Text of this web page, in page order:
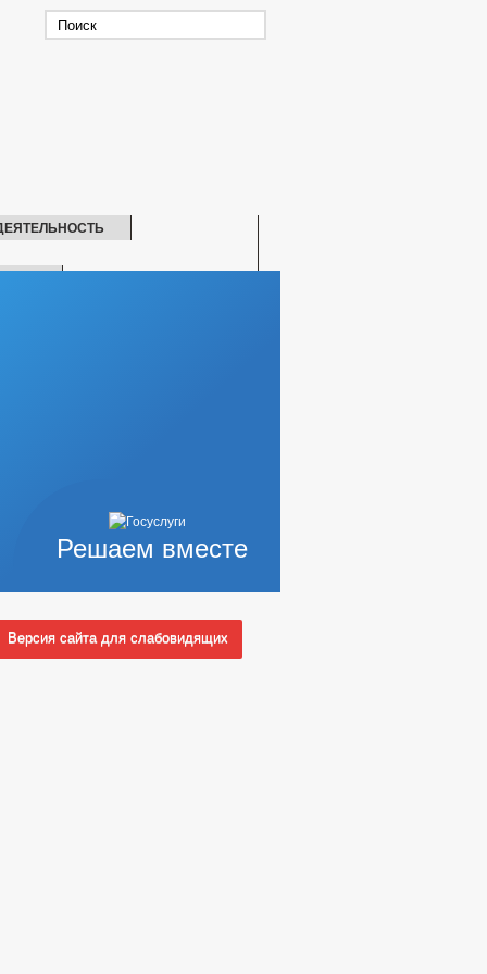
ТЕПЛОСНАБЖЕНИЯ
АДМИНИСТРАЦИЕЙ
Решаем вместе
Версия сайта для слабовидящих